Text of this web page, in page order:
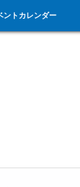
ントカレンダー